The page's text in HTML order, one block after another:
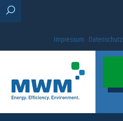
Impressum Datenschutz